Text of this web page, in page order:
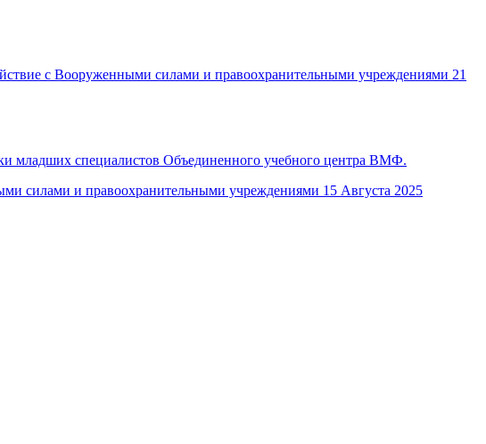
с Вооруженными силами и правоохранительными учреждениями 21
младших специалистов Объединенного учебного центра ВМФ.
силами и правоохранительными учреждениями 15 Августа 2025